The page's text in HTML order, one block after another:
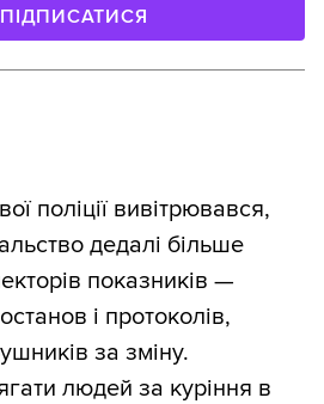
ПІДПИСАТИСЯ
поліції вивітрювався,
дедалі більше
показників —
і протоколів,
за зміну.
людей за куріння в